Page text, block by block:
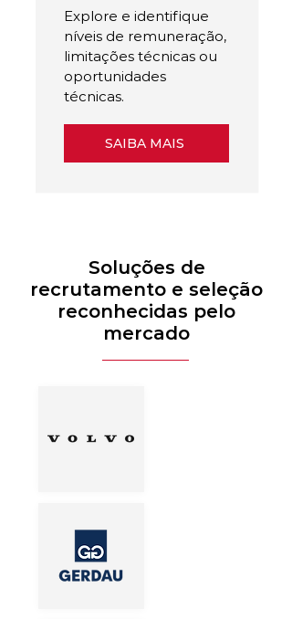
Explore e identifique
níveis de remuneração,
limitações técnicas ou
oportunidades
técnicas.
SAIBA MAIS
Soluções de
recrutamento e seleção
reconhecidas pelo
mercado